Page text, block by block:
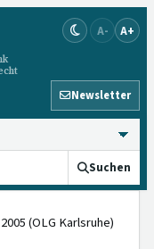
A- A+
Newsletter
Suchen
(OLG Karlsruhe)